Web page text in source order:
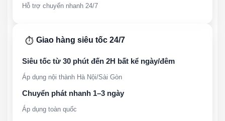
Hỗ trợ chuyển nhanh 24/7
⏱️ Giao hàng siêu tốc 24/7
Siêu tốc từ 30 phút đến 2H bất kể ngày/đêm
Áp dụng nội thành Hà Nội/Sài Gòn
Chuyển phát nhanh 1–3 ngày
Áp dụng toàn quốc